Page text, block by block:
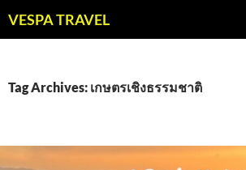
toVESPA TRAVEL
Tag Archives: เกษตรเชิงธรรมชาติ